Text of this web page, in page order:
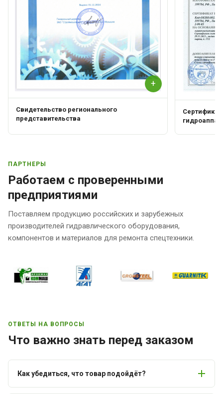
+
Свидетельство регионального
представительства
Сертификат
ПАРТНЕРЫ
Работаем с проверенными
предприятиями
Поставляем продукцию российских и зарубежных
производителей гидравлического оборудования,
компонентов и материалов для ремонта спецтехники.
ОТВЕТЫ НА ВОПРОСЫ
Что важно знать перед заказом
Как убедиться, что товар подойдёт?